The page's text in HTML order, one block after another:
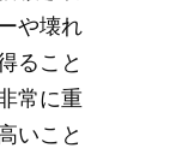
や壊れ
ること
常に重
いこと